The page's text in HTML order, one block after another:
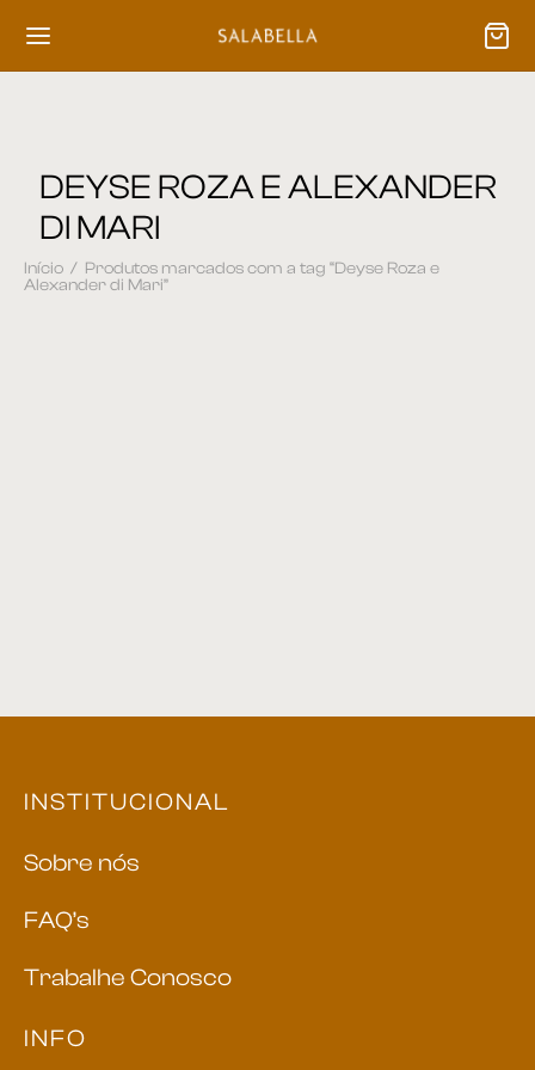
DEYSE ROZA E ALEXANDER
DI MARI
Início / Produtos marcados com a tag “Deyse Roza e
Alexander di Mari”
INSTITUCIONAL
Sobre nós
FAQ’s
Trabalhe Conosco
INFO